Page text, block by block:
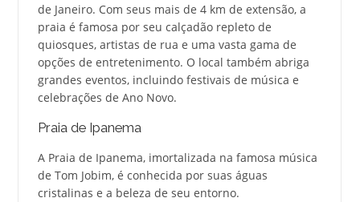
de Janeiro. Com seus mais de 4 km de extensão, a
praia é famosa por seu calçadão repleto de
quiosques, artistas de rua e uma vasta gama de
opções de entretenimento. O local também abriga
grandes eventos, incluindo festivais de música e
celebrações de Ano Novo.
Praia de Ipanema
A Praia de Ipanema, imortalizada na famosa música
de Tom Jobim, é conhecida por suas águas
cristalinas e a beleza de seu entorno.